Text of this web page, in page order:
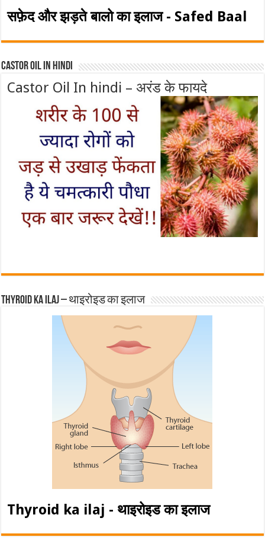
सफ़ेद और झड़ते बालो का इलाज - Safed Baal
Castor Oil In Hindi
Castor Oil In hindi – अरंड के फायदे
Thyroid ka ilaj – थाइरोइड का इलाज
Thyroid ka ilaj - थाइरोइड का इलाज